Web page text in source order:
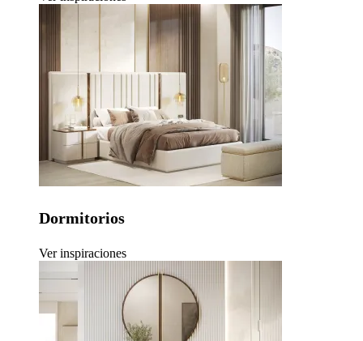
Dormitorios
Ver inspiraciones